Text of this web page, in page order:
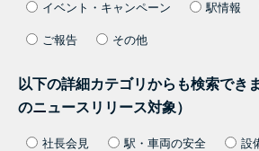
イベント・キャンペーン 駅情報
ご報告 その他
以下の詳細カテゴリからも検索でき
のニュースリリース対象）
社長会見 駅・車両の安全 設